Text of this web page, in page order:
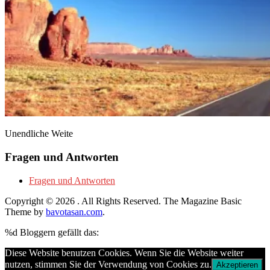
Unendliche Weite
Fragen und Antworten
Fragen und Antworten
Copyright © 2026 . All Rights Reserved. The Magazine Basic
Theme by bavotasan.com.
%d Bloggern gefällt das:
Diese Website benutzen Cookies. Wenn Sie die Website weiter
nutzen, stimmen Sie der Verwendung von Cookies zu. Akzeptieren